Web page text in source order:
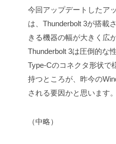
今回アップデートしたア
は、Thunderbolt 3が搭載
きる機器の幅が大きく広
Thunderbolt 3は圧倒的な
Type-Cのコネクタ形状で
持つところが、昨今の
される要因かと思います。
（中略）